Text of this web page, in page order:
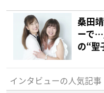
桑田
ーで…
の“聖
インタビューの人気記事